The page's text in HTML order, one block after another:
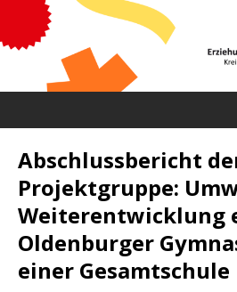
Abschlussbericht
Projektgruppe:
Weiterentwicklung
Oldenburger
einer Gesamtschule